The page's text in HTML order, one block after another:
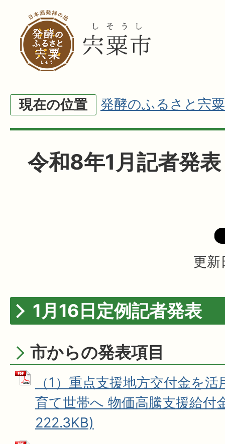
現在の位置 発酵のふるさと宍粟
令和8年1月記者発表
更新
1月16日定例記者発表
市からの発表項目
（1）重点支援地方交付金を
育て世帯へ 物価高騰支援給付
222.3KB)